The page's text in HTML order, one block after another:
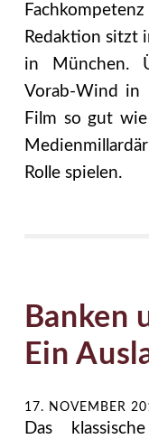
Redaktion sitzt
in München.
Vorab-Wind in
Film so gut
Rolle spielen.
Banken
Ein
17. NOVEMBER
Das